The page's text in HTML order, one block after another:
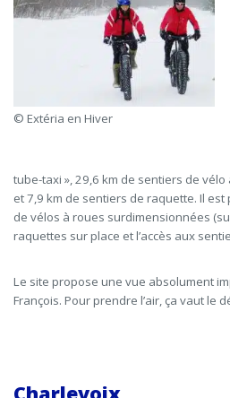
© Extéria en Hiver
tube-taxi », 29,6 km de sentiers de
et 7,9 km de sentiers de raquette. Il
de vélos à roues surdimensionnées
raquettes sur place et l’accès aux
Le site propose une vue absolument
François. Pour prendre l’air, ça vaut le